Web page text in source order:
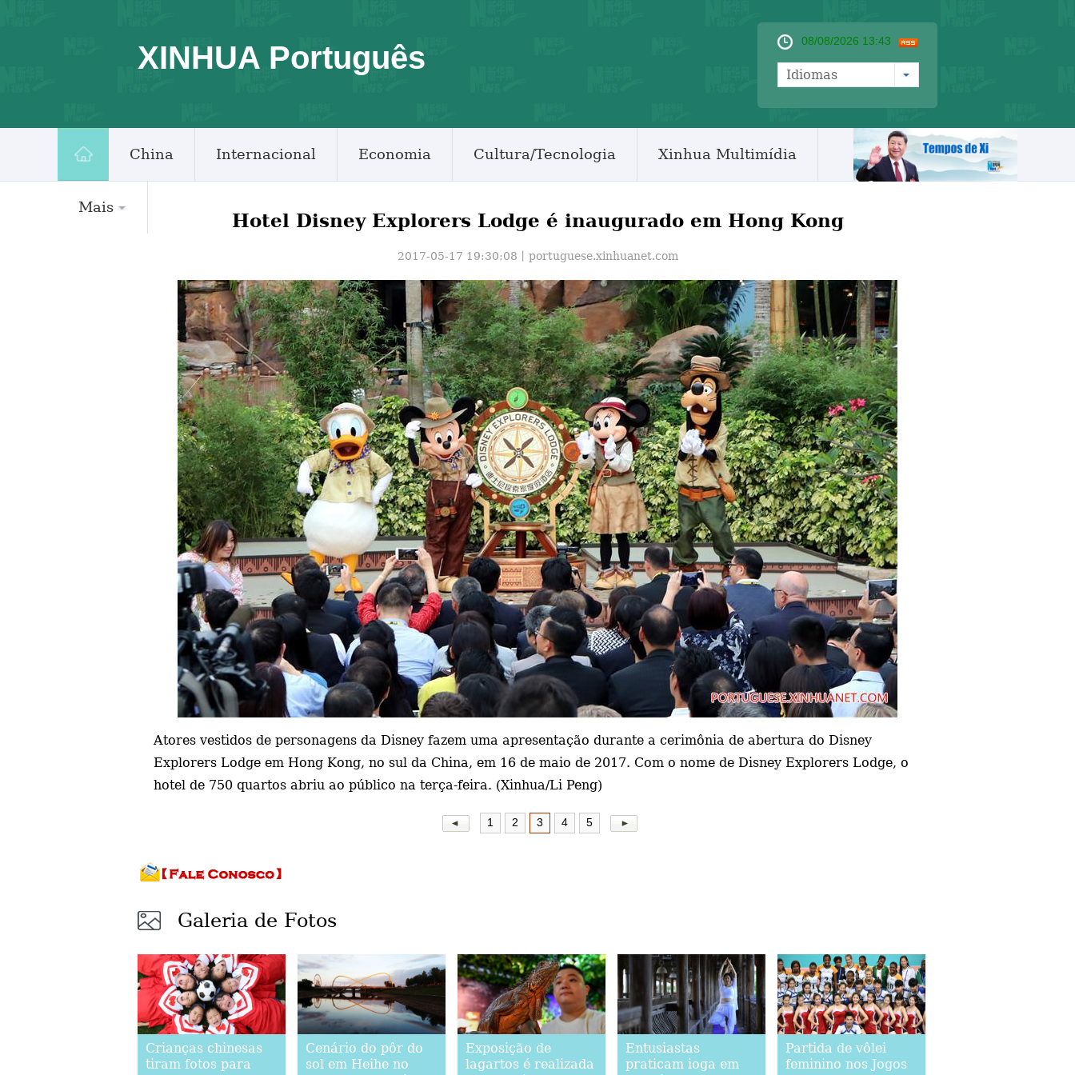
XINHUA Português 08/08/2026 13:43
Idiomas
China Internacional Economia Cultura/Tecnologia Xinhua Multimídia
Mais
Hotel Disney Explorers Lodge é inaugurado em Hong Kong
2017-05-17 19:30:08丨 portuguese.xinhuanet.com
Atores vestidos de personagens da Disney fazem uma apresentação durante a cerimônia de abertura do Disney
Explorers Lodge em Hong Kong, no sul da China, em 16 de maio de 2017. Com o nome de Disney Explorers Lodge, o
hotel de 750 quartos abriu ao público na terça-feira. (Xinhua/Li Peng)
1 2 3 4 5
Galeria de Fotos
Crianças chinesas
tiram fotos para
Cenário do pôr do
sol em Heihe no
Exposição de
lagartos é realizada
Entusiastas
praticam ioga em
Partida de vôlei
feminino nos Jogos